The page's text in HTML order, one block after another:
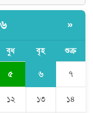
মৌলভীবাজার:
ওয়েলফেয়ার
থেকে নগদ অর্থ বিতরণ
»
বুধ বৃহ শুক্র
৫ ৬ ৭
১২ ১৩ ১৪